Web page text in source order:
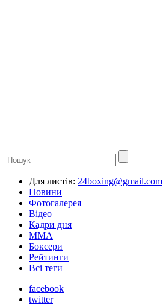
Для листів: 24boxing@gmail.com
Новини
Фотогалерея
Відео
Кадри дня
ММА
Боксери
Рейтинги
Всі теги
facebook
twitter